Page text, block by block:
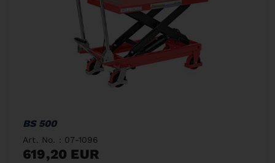
BS 500
Art. No. : 07-1096
619,20 EUR